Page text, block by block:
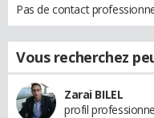
Pas de contact
Vous recherchez
Zarai BILEL
profil